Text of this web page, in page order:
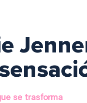
se trasforma